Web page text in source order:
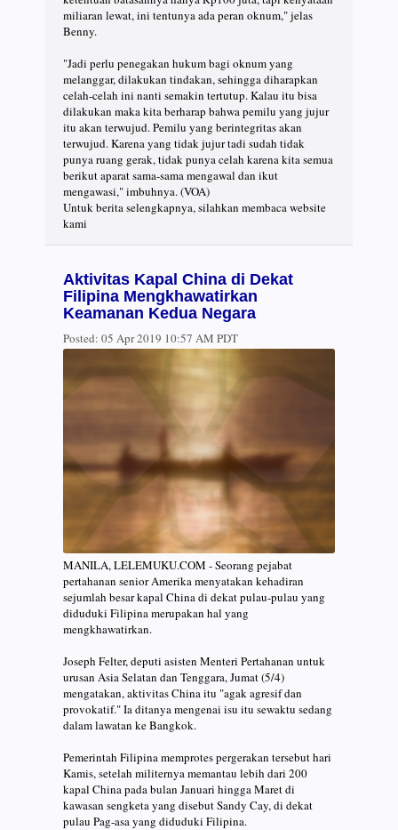
miliaran lewat, ini tentunya ada peran oknum," jelas
Benny.
"Jadi perlu penegakan hukum bagi oknum yang
melanggar, dilakukan tindakan, sehingga diharapkan
celah-celah ini nanti semakin tertutup. Kalau itu bisa
dilakukan maka kita berharap bahwa pemilu yang jujur
itu akan terwujud. Pemilu yang berintegritas akan
terwujud. Karena yang tidak jujur tadi sudah tidak
punya ruang gerak, tidak punya celah karena kita semua
berikut aparat sama-sama mengawal dan ikut
mengawasi," imbuhnya. (VOA)
Untuk berita selengkapnya, silahkan membaca website
kami
Aktivitas Kapal China di Dekat
Filipina Mengkhawatirkan
Keamanan Kedua Negara
Posted: 05 Apr 2019 10:57 AM PDT
MANILA, LELEMUKU.COM - Seorang pejabat
pertahanan senior Amerika menyatakan kehadiran
sejumlah besar kapal China di dekat pulau-pulau yang
diduduki Filipina merupakan hal yang
mengkhawatirkan.
Joseph Felter, deputi asisten Menteri Pertahanan untuk
urusan Asia Selatan dan Tenggara, Jumat (5/4)
mengatakan, aktivitas China itu "agak agresif dan
provokatif." Ia ditanya mengenai isu itu sewaktu sedang
dalam lawatan ke Bangkok.
Pemerintah Filipina memprotes pergerakan tersebut hari
Kamis, setelah militernya memantau lebih dari 200
kapal China pada bulan Januari hingga Maret di
kawasan sengketa yang disebut Sandy Cay, di dekat
pulau Pag-asa yang diduduki Filipina.